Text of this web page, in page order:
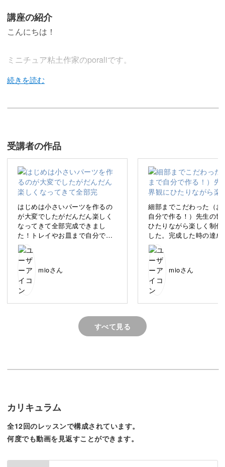
講座の紹介
こんにちは！
ミニチュア粘土作家のporaliです。
今回のレッスンでは、愛嬌たっぷりのミニチュア惣菜パン
を作っていきます。
小さいだけでもかわいいのに、動物たちがちょこんと顔を
出すデザインがさらにキュート♪
樹脂粘土がはじめてという方も、ひとつひとつ丁寧に解説
していますのでお気軽にご参加くださいね。
リアルな食材と動物のかわいさに注目！
ーフを組み合わせているのがこの講座ならでは。
でお昼寝するゾウさんにほっこり癒されます。
受講者の作品
はじめは小さいパーツを作るの
が大変でしたがだんだん楽しく
なってきて全部完成できまし
た！トレイやお皿まで自分で作
ったのは初めてなので面白かっ
たです。ありがとうございまし
た！
mioさん
細部までこだわった（お
自分で作る！）先生の世
ひたりながら楽しく制作
した。完成した時の達成
のすごく感じました。あ
うございました！
mioさん
すべて見る
カリキュラム
全12回のレッスンで構成されています。
何度でも動画を見返すことができます。